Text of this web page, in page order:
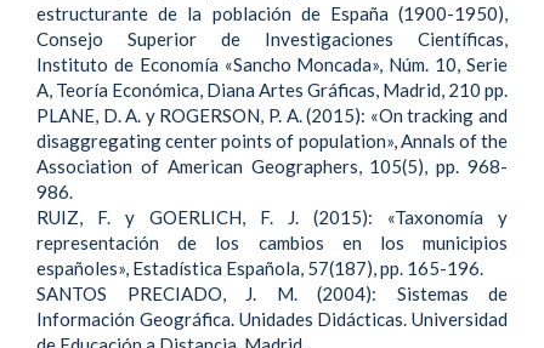
estructurante de la población de España (1900-1950),
Consejo Superior de Investigaciones Científicas,
Instituto de Economía «Sancho Moncada», Núm. 10, Serie
A, Teoría Económica, Diana Artes Gráficas, Madrid, 210 pp.
PLANE, D. A. y ROGERSON, P. A. (2015): «On tracking and
disaggregating center points of population», Annals of the
Association of American Geographers, 105(5), pp. 968-
986.
RUIZ, F. y GOERLICH, F. J. (2015): «Taxonomía y
representación de los cambios en los municipios
españoles», Estadística Española, 57(187), pp. 165-196.
SANTOS PRECIADO, J. M. (2004): Sistemas de
Información Geográfica. Unidades Didácticas. Universidad